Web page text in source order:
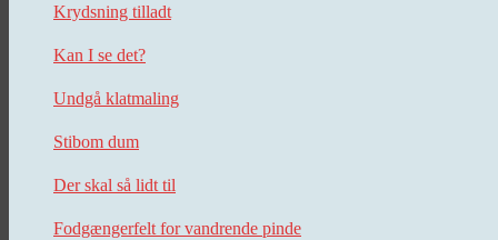
Krydsning tilladt
Kan I se det?
Undgå klatmaling
Stibom dum
Der skal så lidt til
Fodgængerfelt for vandrende pinde